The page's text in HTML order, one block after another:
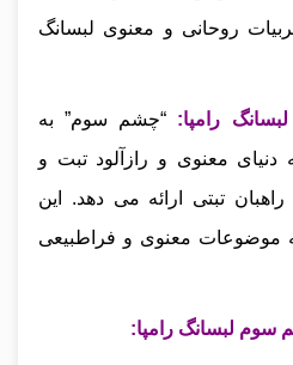
روحانی و معنوی لبسانگ
رامپا: “چشم سوم” به
دنیای معنوی و رازآلود تبت و
راهبان تبتی ارائه می‌ دهد. این
موضوعات معنوی و فراطبیعی
لبسانگ رامپا: